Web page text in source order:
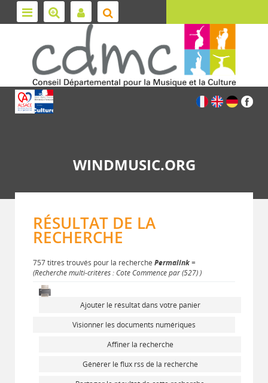
WINDMUSIC.ORG
RÉSULTAT DE LA
RECHERCHE
757 titres trouvés pour la recherche Permalink=
(Recherche multi-critères : Cote Commence par (527) )
Ajouter le résultat dans votre panier
Visionner les documents numériques
Affiner la recherche
Générer le flux rss de la recherche